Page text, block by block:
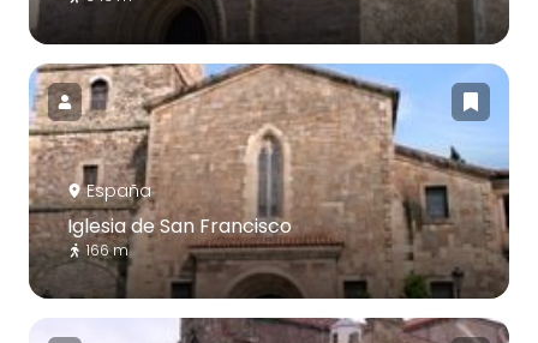
España
Iglesia de San Francisco
166 m